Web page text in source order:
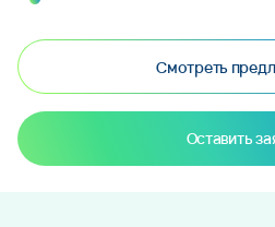
Смотреть
Оставить